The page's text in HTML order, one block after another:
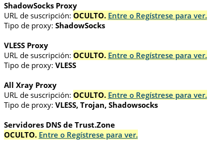
ShadowSocks Proxy
URL de suscripción: OCULTO. Entre o Regístrese para ver.
Tipo de proxy: ShadowSocks
VLESS Proxy
URL de suscripción: OCULTO. Entre o Regístrese para ver.
Tipo de proxy: VLESS
All Xray Proxy
URL de suscripción: OCULTO. Entre o Regístrese para ver.
Tipo de proxy: VLESS, Trojan, Shadowsocks
Servidores DNS de Trust.Zone
OCULTO. Entre o Regístrese para ver.